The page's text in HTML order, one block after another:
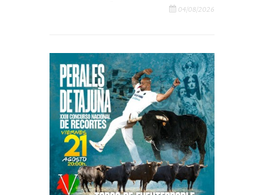
04/08/2026